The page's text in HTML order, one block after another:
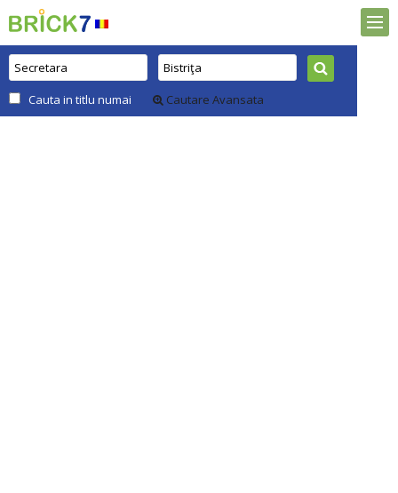
Cauta in titlu numai Cautare Avansata